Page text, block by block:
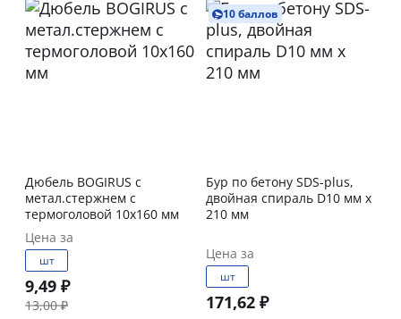
Дюбель BOGIRUS с
метал.стержнем с
термоголовой 10х160 мм
Цена за
шт
9,49 ₽
13,00 ₽
10 баллов
Бур по бетону SDS-plus,
двойная спираль D10 мм x
210 мм
Цена за
шт
171,62 ₽